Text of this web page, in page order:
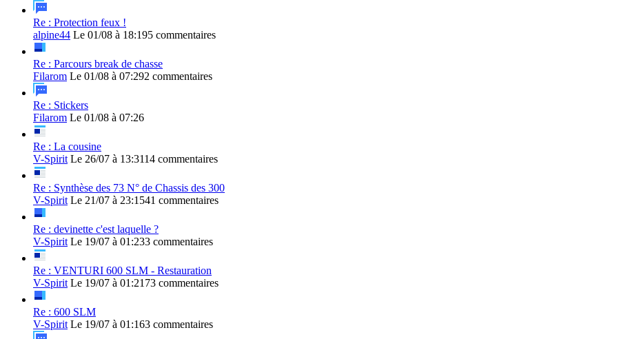
Re : Protection feux !
alpine44 Le 01/08 à 18:195 commentaires
Re : Parcours break de chasse
Filarom Le 01/08 à 07:292 commentaires
Re : Stickers
Filarom Le 01/08 à 07:26
Re : La cousine
V-Spirit Le 26/07 à 13:3114 commentaires
Re : Synthèse des 73 N° de Chassis des 300
V-Spirit Le 21/07 à 23:1541 commentaires
Re : devinette c'est laquelle ?
V-Spirit Le 19/07 à 01:233 commentaires
Re : VENTURI 600 SLM - Restauration
V-Spirit Le 19/07 à 01:21 73 commentaires
Re : 600 SLM
V-Spirit Le 19/07 à 01:163 commentaires